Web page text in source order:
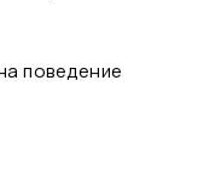
поведение